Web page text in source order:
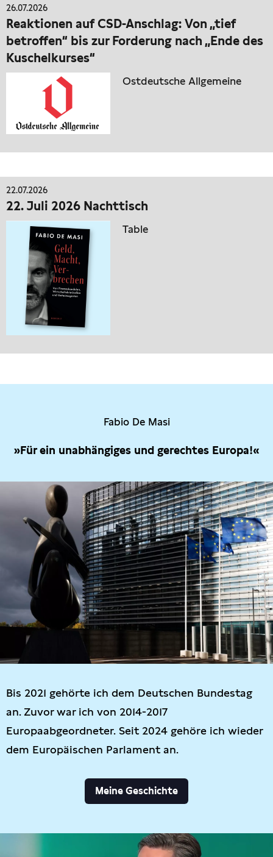
26.07.2026
Reaktionen auf CSD-Anschlag: Von „tief
betroffen“ bis zur Forderung nach „Ende des
Kuschelkurses“
Ostdeutsche Allgemeine
22.07.2026
22. Juli 2026 Nachttisch
Table
Fabio De Masi
»Für ein unabhängiges und gerechtes Europa!«
Bis 2021 gehörte ich dem Deutschen Bundestag
an. Zuvor war ich von 2014-2017
Europaabgeordneter. Seit 2024 gehöre ich wieder
dem Europäischen Parlament an.
Meine Geschichte